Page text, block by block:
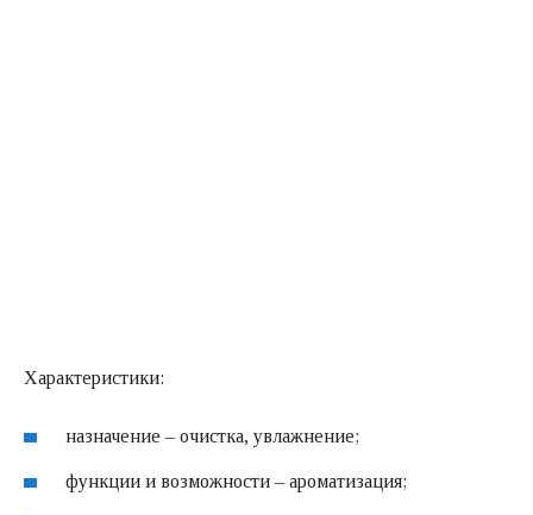
Характеристики:
назначение – очистка, увлажнение;
функции и возможности – ароматизация;